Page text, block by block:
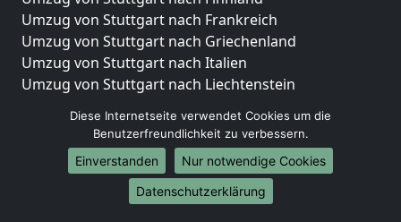
Umzug von Stuttgart nach Frankreich
Umzug von Stuttgart nach Griechenland
Umzug von Stuttgart nach Italien
Umzug von Stuttgart nach Liechtenstein
Umzug von Stuttgart nach Niederlande
Umzug von Stuttgart nach Norwegen
Umzüge-Deutschlandweit
Diese Internetseite verwendet Cookies um die
Benutzerfreundlichkeit zu verbessern.
Einverstanden
Nur notwendige Cookies
Datenschutzerklärung